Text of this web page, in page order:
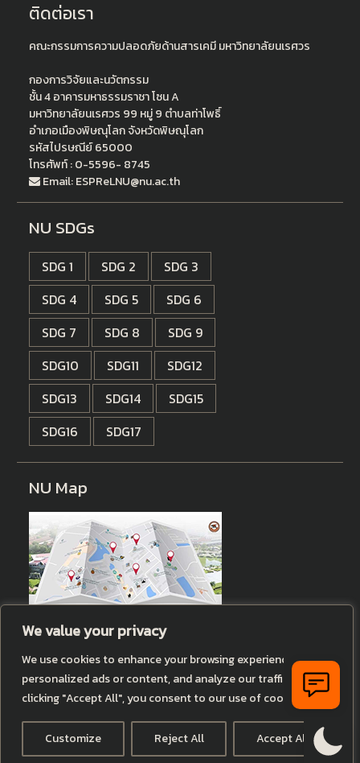
We value your privacy
We use cookies to enhance your browsing experience, serve
personalized ads or content, and analyze our traffic. By
clicking "Accept All", you consent to our use of cookies.
Customize Reject All Accept All
ติดต่อเรา
คณะกรรมการความปลอดภัยด้านสารเคมี มหาวิทยาลัยนเรศวร
กองการวิจัยและนวัตกรรม
ชั้น 4 อาคารมหาธรรมราชา โซน A
มหาวิทยาลัยนเรศวร 99 หมู่ 9 ตำบลท่าโพธิ์
อำเภอเมืองพิษณุโลก จังหวัดพิษณุโลก
รหัสไปรษณีย์ 65000
โทรศัพท์ : 0-5596- 8745
Email: ESPReLNU@nu.ac.th
NU SDGs
SDG 1 SDG 2
SDG 3
SDG 4
SDG 5
SDG 6
SDG 7
SDG 8
SDG 9
SDG10
SDG11
SDG12
SDG13
SDG14
SDG15
SDG16
SDG17
NU Map
Histats
Copyright © All rights reserved.
University Hub byWEN Themes